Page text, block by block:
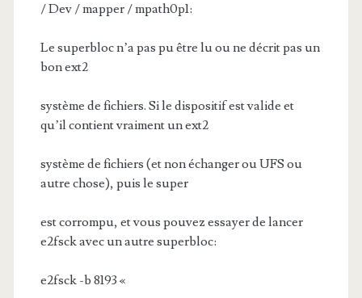
/ Dev / mapper / mpath0p1:
Le superbloc n’a pas pu être lu ou ne décrit pas un
bon ext2
système de fichiers. Si le dispositif est valide et
qu’il contient vraiment un ext2
système de fichiers (et non échanger ou UFS ou
autre chose), puis le super
est corrompu, et vous pouvez essayer de lancer
e2fsck avec un autre superbloc:
e2fsck -b 8193 «